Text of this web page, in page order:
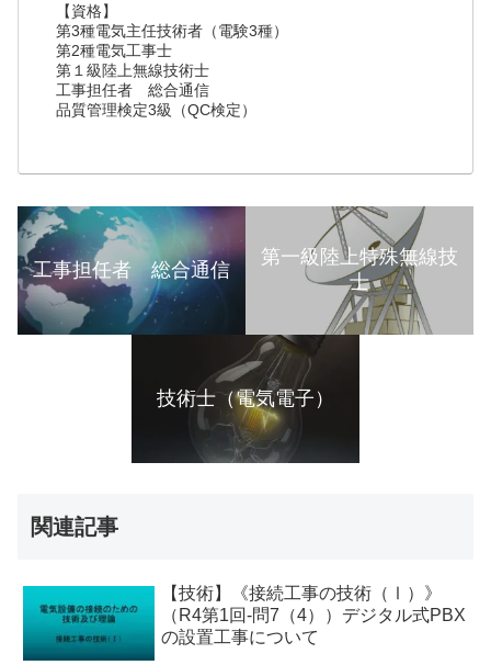
【資格】
第3種電気主任技術者（電験3種）
第2種電気工事士
第１級陸上無線技術士
工事担任者 総合通信
品質管理検定3級（QC検定）
工事担任者 総合通信
第一級陸上特殊無線技
士
技術士（電気電子）
関連記事
【技術】《接続工事の技術（Ⅰ）》
（R4第1回-問7（4））デジタル式PBX
の設置工事について